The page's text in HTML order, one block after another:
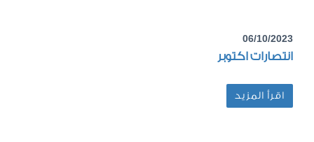
06/10/2023
انتصارات اكتوبر
اقرأ المزيد